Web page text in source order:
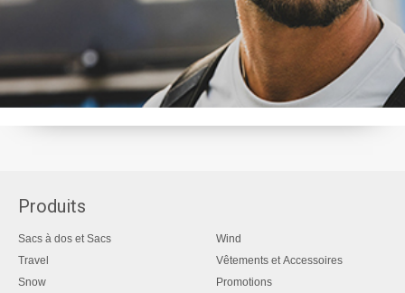
Produits
Sacs à dos et Sacs
Travel
Snow
Wind
Vêtements et Accessoires
Promotions